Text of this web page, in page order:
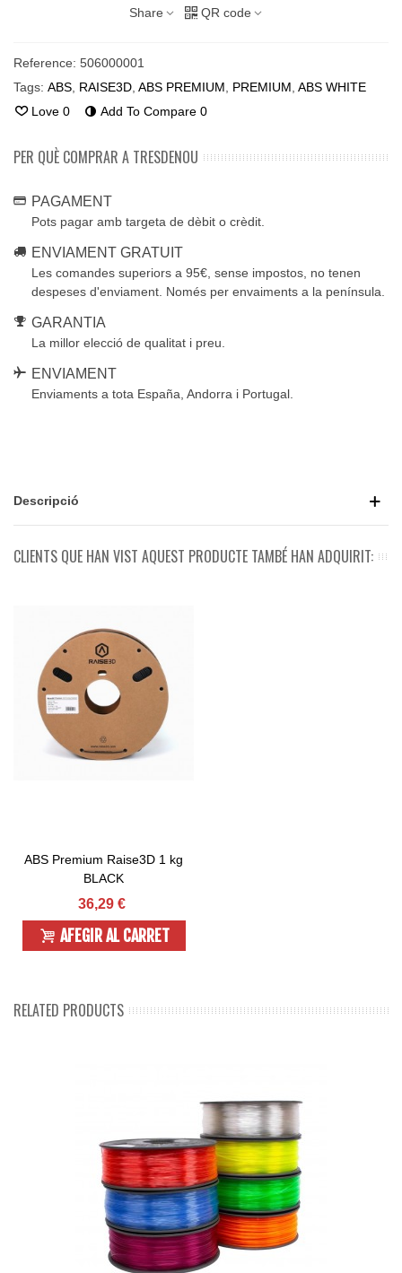
Share QR code
Reference: 506000001
Tags: ABS RAISE3D ABS PREMIUM PREMIUM ABS WHITE
Love 0 Add To Compare 0
PER QUÈ COMPRAR A TRESDENOU
PAGAMENT
Pots pagar amb targeta de dèbit o crèdit.
ENVIAMENT GRATUIT
Les comandes superiors a 95€, sense impostos, no tenen
despeses d'enviament. Només per envaiments a la península.
GARANTIA
La millor elecció de qualitat i preu.
ENVIAMENT
Enviaments a tota España, Andorra i Portugal.
Descripció
CLIENTS QUE HAN VIST AQUEST PRODUCTE TAMBÉ HAN ADQUIRIT:
ABS Premium Raise3D 1 kg
BLACK
36,29 €
AFEGIR AL CARRET
RELATED PRODUCTS